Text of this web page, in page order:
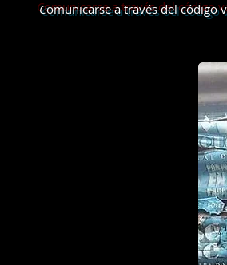
Comunicarse a través del código